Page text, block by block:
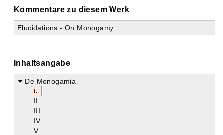
Kommentare zu diesem Werk
Elucidations - On Monogamy
Inhaltsangabe
De Monogamia
I.
II.
III.
IV.
V.